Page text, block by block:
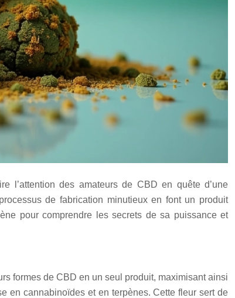
l’attention des amateurs de CBD en quête d’une
de fabrication minutieux en font un produit
pour comprendre les secrets de sa puissance et
formes de CBD en un seul produit, maximisant ainsi
en cannabinoïdes et en terpènes. Cette fleur sert de